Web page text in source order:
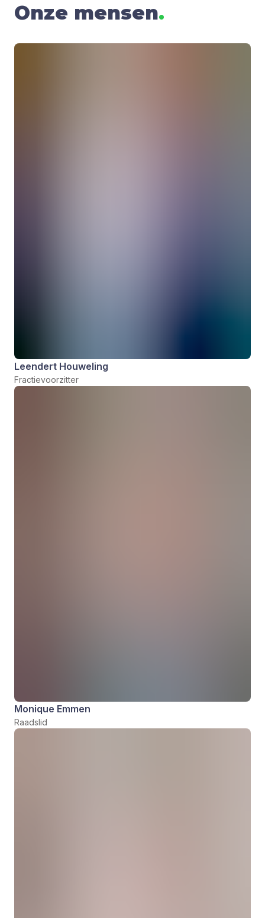
Onze mensen.
Leendert Houweling
Fractievoorzitter
Monique Emmen
Raadslid